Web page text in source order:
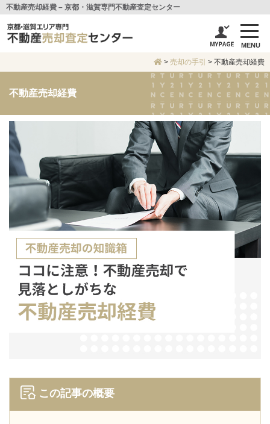
不動産売却経費 – 京都・滋賀専門不動産査定センター
MENU
> 売却の手引 > 不動産売却経費
不動産売却経費
この記事の概要